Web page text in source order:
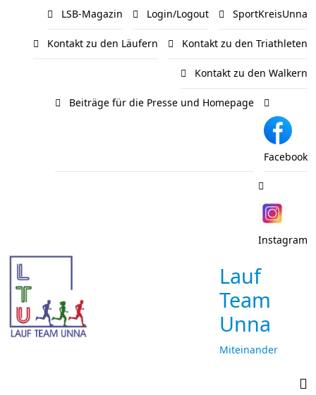
LSB-Magazin Login/Logout SportKreisUnna
Kontakt zu den Läufern Kontakt zu den Triathleten
Kontakt zu den Walkern
Beiträge für die Presse und Homepage
Facebook
Instagram
Lauf
Team
Unna
Miteinander